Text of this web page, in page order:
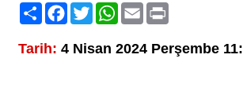
PaylaşFacebook
TwitterWhatsApp
EmailPrint
Tarih: 4 Nisan 2024 Perşembe